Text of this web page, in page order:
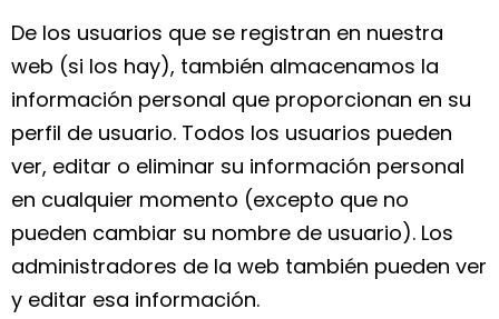
De los usuarios que se registran en nuestra
web (si los hay), también almacenamos la
información personal que proporcionan en su
perfil de usuario. Todos los usuarios pueden
ver, editar o eliminar su información personal
en cualquier momento (excepto que no
pueden cambiar su nombre de usuario). Los
administradores de la web también pueden ver
y editar esa información.